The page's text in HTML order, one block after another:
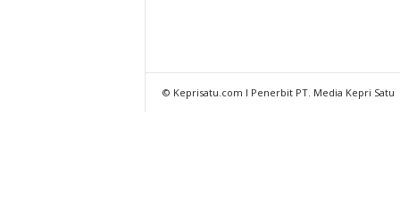
© Keprisatu.com I Penerbit PT. Media Kepri Satu